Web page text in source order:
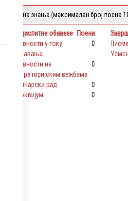
Оцена знања (максималан број поена
Предиспитне обавезе
Поени
активности у току
предавања
0
активности на
лабораторијским вежбама
0
семинарски рад
0
колоквијум
0